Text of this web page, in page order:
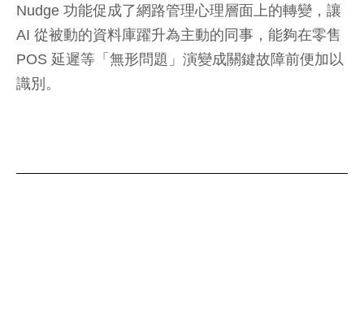
Nudge 功能促成了網路管理心理層面上的轉變，讓
AI 從被動的資料庫躍升為主動的同事，能夠在零售
POS 延遲等「無形問題」演變成關鍵故障前便加以
識別。